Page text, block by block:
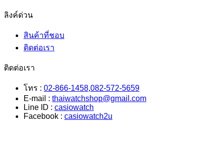
ลิงค์ด่วน
สินค้าที่ชอบ
ติดต่อเรา
ติดต่อเรา
โทร : 02-866-1458,082-572-5659
E-mail : thaiwatchshop@gmail.com
Line ID : casiowatch
Facebook : casiowatch2u